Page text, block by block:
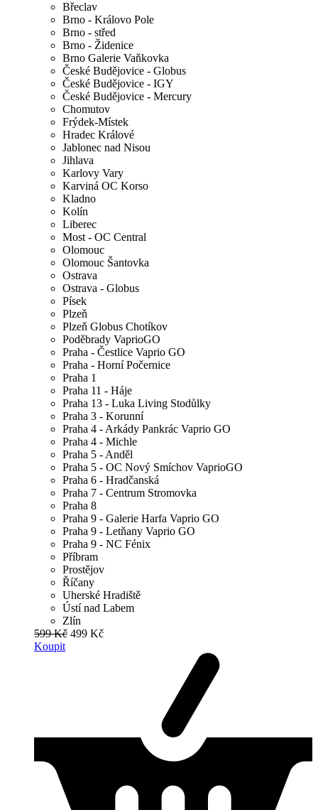
Břeclav
Brno - Královo Pole
Brno - střed
Brno - Židenice
Brno Galerie Vaňkovka
České Budějovice - Globus
České Budějovice - IGY
České Budějovice - Mercury
Chomutov
Frýdek-Místek
Hradec Králové
Jablonec nad Nisou
Jihlava
Karlovy Vary
Karviná OC Korso
Kladno
Kolín
Liberec
Most - OC Central
Olomouc
Olomouc Šantovka
Ostrava
Ostrava - Globus
Písek
Plzeň
Plzeň Globus Chotíkov
Poděbrady VaprioGO
Praha - Čestlice Vaprio GO
Praha - Horní Počernice
Praha 1
Praha 11 - Háje
Praha 13 - Luka Living Stodůlky
Praha 3 - Korunní
Praha 4 - Arkády Pankrác Vaprio GO
Praha 4 - Michle
Praha 5 - Anděl
Praha 5 - OC Nový Smíchov VaprioGO
Praha 6 - Hradčanská
Praha 7 - Centrum Stromovka
Praha 8
Praha 9 - Galerie Harfa Vaprio GO
Praha 9 - Letňany Vaprio GO
Praha 9 - NC Fénix
Příbram
Prostějov
Říčany
Uherské Hradiště
Ústí nad Labem
Zlín
599 Kč 499 Kč
Koupit